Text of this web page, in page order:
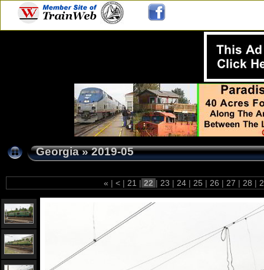
Georgia»2019-05
« | < | 21 | 22 | 23 | 24 | 25 | 26 | 27 | 28 |